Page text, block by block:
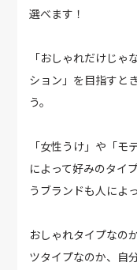
選べます！
「おしゃれだけじ
ション」を目指すと
う。
「女性うけ」や「モ
によって好みのタイ
うブランドも人によ
おしゃれタイプなの
ツタイプなのか、自